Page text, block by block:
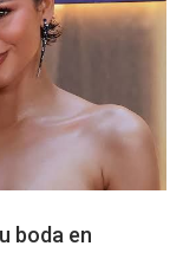
boda en